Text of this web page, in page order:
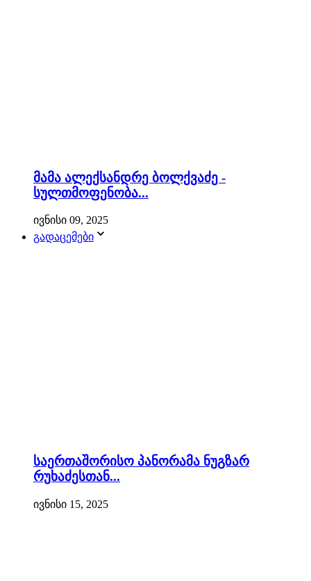
მამა ალექსანდრე ბოლქვაძე -
სულთმოფენობა...
ივნისი 09, 2025
გადაცემები
საერთაშორისო პანორამა ნუგზარ
რუხაძესთან...
ივნისი 15, 2025